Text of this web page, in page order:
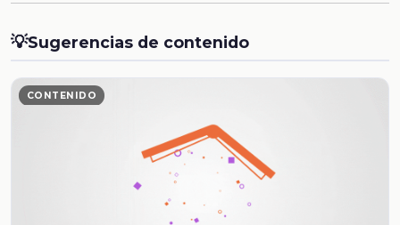
💡Sugerencias de contenido
CONTENIDO